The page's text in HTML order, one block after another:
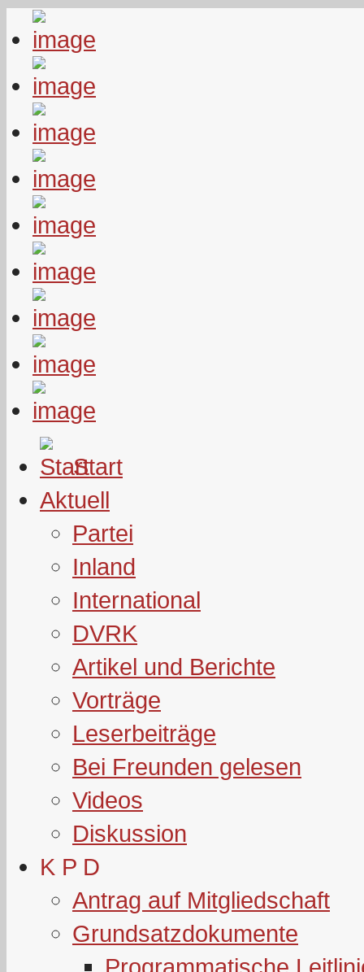
Start
Aktuell
Partei
Inland
International
DVRK
Artikel und Berichte
Vorträge
Leserbeiträge
Bei Freunden gelesen
Videos
Diskussion
K P D
Antrag auf Mitgliedschaft
Grundsatzdokumente